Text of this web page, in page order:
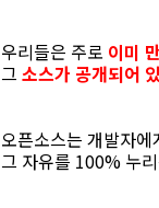
우리들은 주로 이미
그 소스가 공개되어
오픈소스는 개발자
그 자유를 100% 누